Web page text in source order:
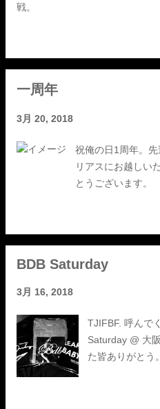
戦。
一周年
3月 20, 2018
祝俺の日1周年。
リアスにお越しい
とうございます。
BDB Saturday
3月 16, 2018
TJIFBF. 呼んで
Saturday @ 大
た皆ありがとう。